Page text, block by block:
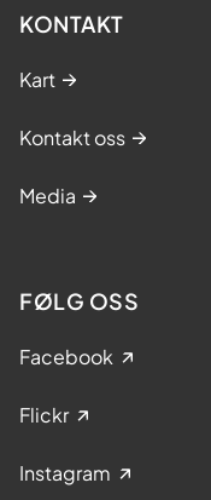
KONTAKT
Kart
Kontakt oss
Media
FØLG OSS
Facebook
Flickr
Instagram